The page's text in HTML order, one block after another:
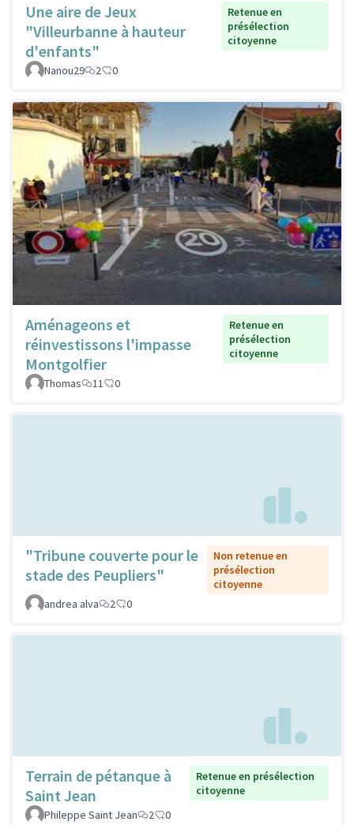
Une aire de Jeux
"Villeurbanne à hauteur
d'enfants"
Retenue en
présélection
citoyenne
Nanou29 2 0
Aménageons et
réinvestissons l'impasse
Montgolfier
Retenue en
présélection
citoyenne
Thomas 11 0
"Tribune couverte pour le
stade des Peupliers"
Non retenue en
présélection
citoyenne
andrea alva
2 0
Terrain de pétanque à
Saint Jean
Retenue en présélection
citoyenne
Phileppe Saint Jean
2 0